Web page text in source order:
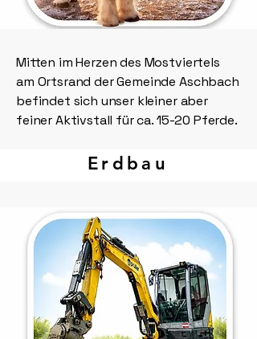
Mitten im Herzen des Mostviertels
am Ortsrand der Gemeinde Aschbach
befindet sich unser kleiner aber
feiner Aktivstall für ca. 15-20 Pferde.
Erdbau